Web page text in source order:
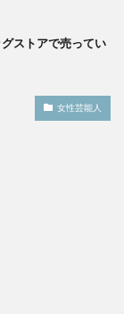
ストアで売ってい
女性芸能人